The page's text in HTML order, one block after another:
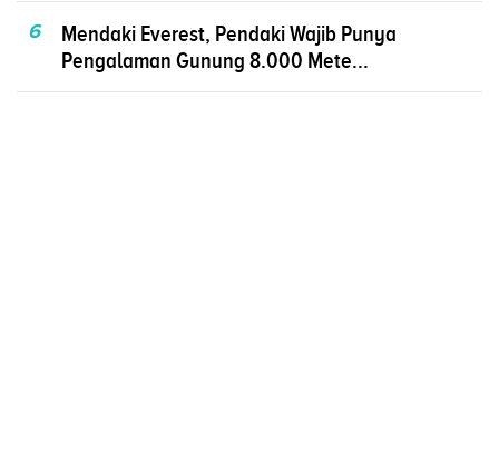
6
Mendaki Everest, Pendaki Wajib Punya
Pengalaman Gunung 8.000 Mete...